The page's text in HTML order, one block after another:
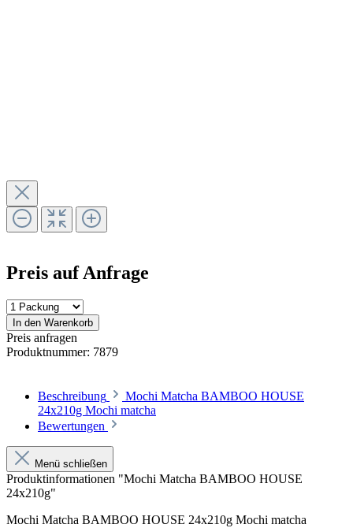
Preis auf Anfrage
In den Warenkorb
Preis anfragen
Produktnummer: 7879
Beschreibung
Mochi Matcha BAMBOO HOUSE
24x210g Mochi matcha
Bewertungen
Menü schließen
Produktinformationen "Mochi Matcha BAMBOO HOUSE
24x210g"
Mochi Matcha BAMBOO HOUSE 24x210g Mochi matcha